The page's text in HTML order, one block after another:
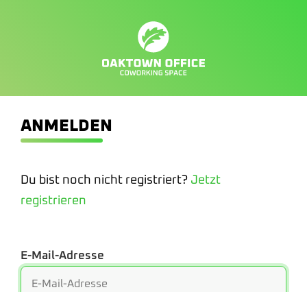
ANMELDEN
Du bist noch nicht registriert? Jetzt
registrieren
E-Mail-Adresse